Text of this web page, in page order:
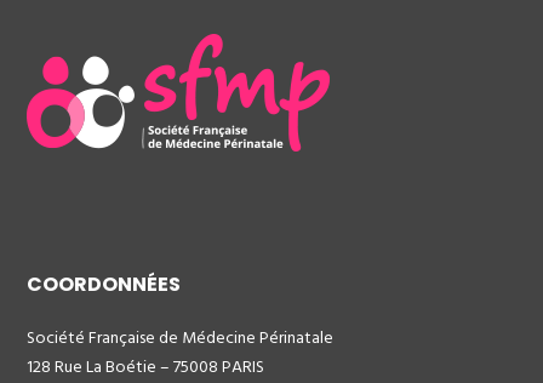
COORDONNÉES
Société Française de Médecine Périnatale
128 Rue La Boétie – 75008 PARIS